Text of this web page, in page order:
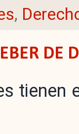
,
DE
tienen